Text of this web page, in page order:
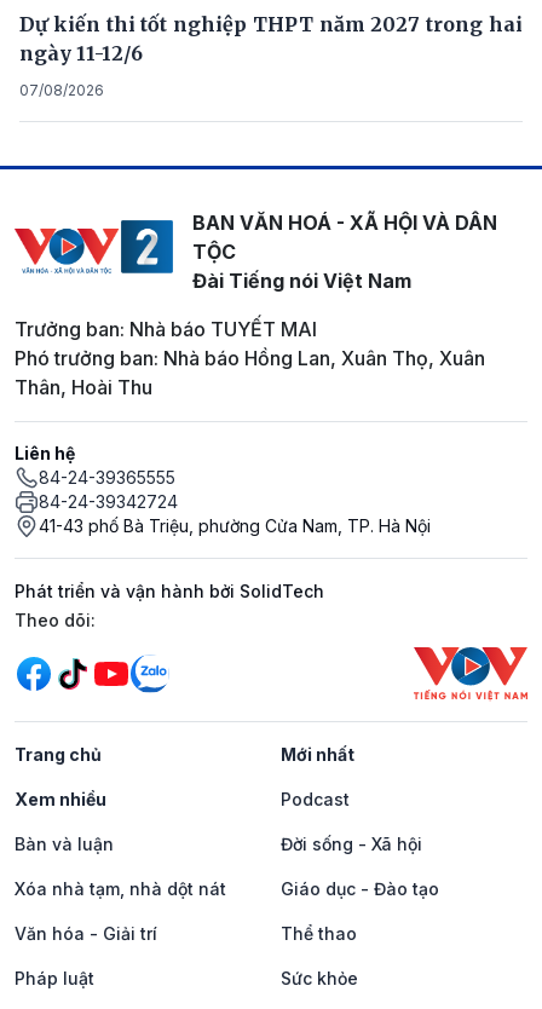
Dự kiến thi tốt nghiệp THPT năm 2027 trong hai
ngày 11-12/6
07/08/2026
BAN VĂN HOÁ - XÃ HỘI VÀ DÂN
TỘC
Đài Tiếng nói Việt Nam
Trưởng ban: Nhà báo TUYẾT MAI
Phó trưởng ban: Nhà báo Hồng Lan, Xuân Thọ, Xuân
Thân, Hoài Thu
Liên hệ
84-24-39365555
84-24-39342724
41-43 phố Bà Triệu, phường Cửa Nam, TP. Hà Nội
Phát triển và vận hành bởi SolidTech
Mạng xã hội
Theo dõi:
Trang chủ Mới nhất
Xem nhiều Podcast
Bàn và luận Đời sống - Xã hội
Xóa nhà tạm, nhà dột nát Giáo dục - Đào tạo
Văn hóa - Giải trí Thể thao
Pháp luật Sức khỏe